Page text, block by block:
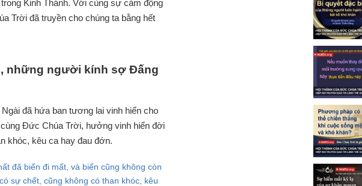
Kinh Thánh. Với cùng sự cảm động
Trời đã truyền cho chúng ta bằng hết
những người kính sợ Đấng
đã hứa ban tương lai vinh hiển cho
Đức Chúa Trời, hưởng vinh hiển đời
khóc, kêu ca hay đau đớn.
đã biến đi mất, và biển cũng không còn
sự chết, cũng không có than khóc, kêu